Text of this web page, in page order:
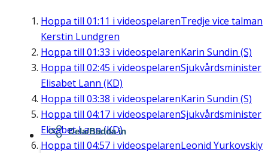
Hoppa till 01:11 i videospelarenTredje vice talman
Kerstin Lundgren
Hoppa till 01:33 i videospelarenKarin Sundin (S)
Hoppa till 02:45 i videospelarenSjukvårdsminister
Elisabet Lann (KD)
Hoppa till 03:38 i videospelarenKarin Sundin (S)
Hoppa till 04:17 i videospelarenSjukvårdsminister
Elisabet Lann (KD)
Hoppa till 04:57 i videospelarenLeonid Yurkovskiy
Dela/Bädda in